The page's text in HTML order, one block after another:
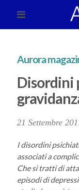
Aurora
Disordini
21 Settembre
I disordini
associati a
Che si tratti di
episodi di